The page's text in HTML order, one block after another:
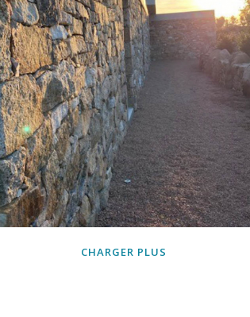
Villa individuelle à Sant’Amanza
CHARGER PLUS